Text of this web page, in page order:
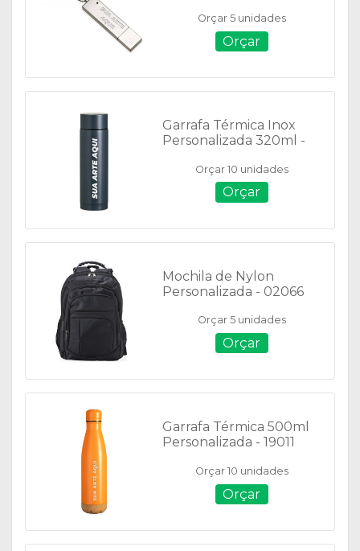
Orçar 5 unidades
Orçar
Garrafa Térmica Inox
Personalizada 320ml -
Orçar 10 unidades
Orçar
Mochila de Nylon
Personalizada - 02066
Orçar 5 unidades
Orçar
Garrafa Térmica 500ml
Personalizada - 19011
Orçar 10 unidades
Orçar